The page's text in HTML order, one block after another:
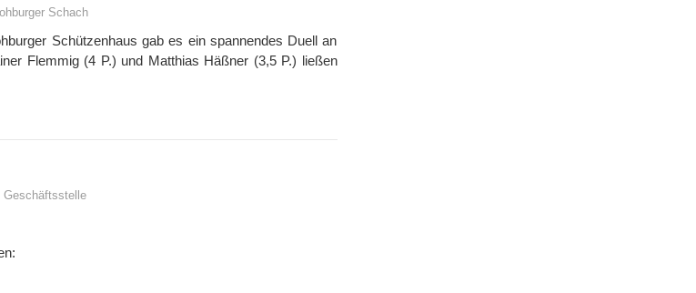
Schach
Schützenhaus gab es ein spannendes Duell an
Flemmig (4 P.) und Matthias Häßner (3,5 P.) ließen
Geschäftsstelle